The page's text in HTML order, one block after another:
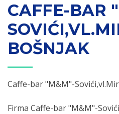
CAFFE-BAR
BOŠNJAK
Caffe-bar "M&M"-
Firma Caffe-bar "M&M"-